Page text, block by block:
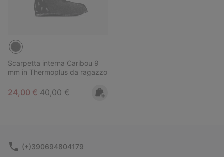
Scarpetta interna Caribou 9
mm in Thermoplus da ragazzo
Sale price:
24,00 € Regular price:
40,00 €
(+)390694804179